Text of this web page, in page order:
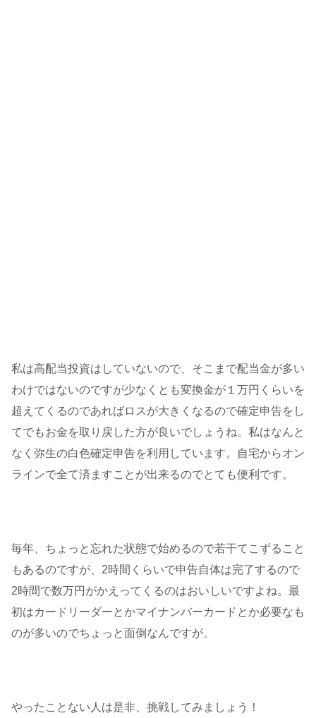
私は高配当投資はしていないので、そこまで配当金が多い
わけではないのですが少なくとも変換金が１万円くらいを
超えてくるのであればロスが大きくなるので確定申告をし
てでもお金を取り戻した方が良いでしょうね。私はなんと
なく弥生の白色確定申告を利用しています。自宅からオン
ラインで全て済ますことが出来るのでとても便利です。
毎年、ちょっと忘れた状態で始めるので若干てこずること
もあるのですが、2時間くらいで申告自体は完了するので
2時間で数万円がかえってくるのはおいしいですよね。最
初はカードリーダーとかマイナンバーカードとか必要なも
のが多いのでちょっと面倒なんですが。
やったことない人は是非、挑戦してみましょう！